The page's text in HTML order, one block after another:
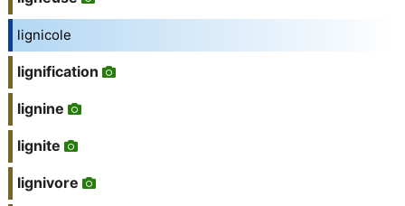
lignicole
lignification
lignine
lignite
lignivore